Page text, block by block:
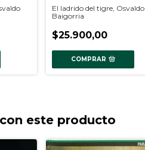
El ladrido del tigre, Osvaldo
Baigorria
$25.900,00
COMPRAR
este producto